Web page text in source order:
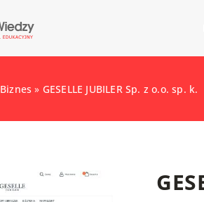
Biznes » GESELLE JUBILER Sp. z o.o. sp. k.